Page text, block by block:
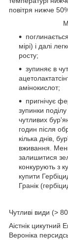
повітря нижче
мірі) і далі
росту;
зупиняє в
амінокислот;
пригнічує
зупинки
чутливих
годин після
кілька днів,
вживання.
залишитися
конкурують з
купити
Гранік
Чутливі види (>
Аістнік
Вероніка